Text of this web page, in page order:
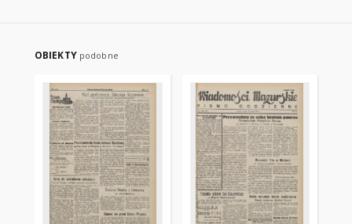
OBIEKTY podobne